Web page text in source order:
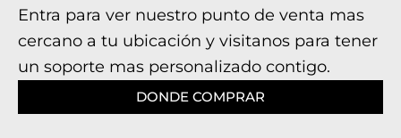
Entra para ver nuestro punto de venta mas
cercano a tu ubicación y visitanos para tener
un soporte mas personalizado contigo.
DONDE COMPRAR